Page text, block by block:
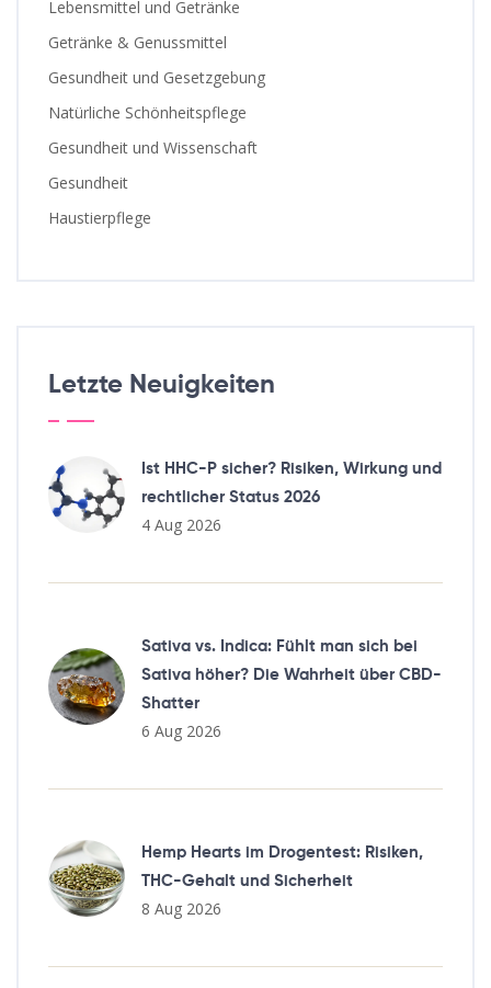
Lebensmittel und Getränke
Getränke & Genussmittel
Gesundheit und Gesetzgebung
Natürliche Schönheitspflege
Gesundheit und Wissenschaft
Gesundheit
Haustierpflege
Letzte Neuigkeiten
Ist HHC-P sicher? Risiken, Wirkung und
rechtlicher Status 2026
4 Aug 2026
Sativa vs. Indica: Fühlt man sich bei
Sativa höher? Die Wahrheit über CBD-
Shatter
6 Aug 2026
Hemp Hearts im Drogentest: Risiken,
THC-Gehalt und Sicherheit
8 Aug 2026